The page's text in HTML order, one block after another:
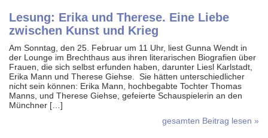
Lesung: Erika und Therese. Eine Liebe
zwischen Kunst und Krieg
Am Sonntag, den 25. Februar um 11 Uhr, liest Gunna Wendt in
der Lounge im Brechthaus aus ihren literarischen Biografien über
Frauen, die sich selbst erfunden haben, darunter Liesl Karlstadt,
Erika Mann und Therese Giehse. Sie hätten unterschiedlicher
nicht sein können: Erika Mann, hochbegabte Tochter Thomas
Manns, und Therese Giehse, gefeierte Schauspielerin an den
Münchner […]
gesamten Beitrag lesen »